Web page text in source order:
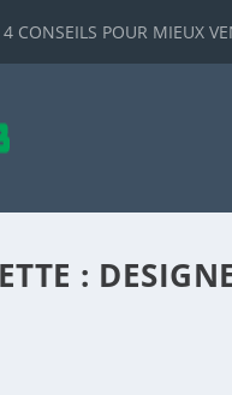
4 CONSEILS POUR MIEUX
: